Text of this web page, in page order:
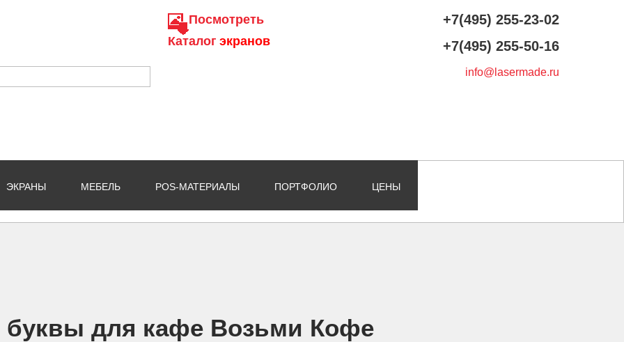
Посмотреть
Каталог экранов
+7(495) 255-23-02
+7(495) 255-50-16
info@lasermade.ru
ЭКРАНЫ МЕБЕЛЬ POS-МАТЕРИАЛЫ ПОРТФОЛИО ЦЕНЫ
буквы для кафе Возьми Кофе